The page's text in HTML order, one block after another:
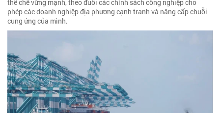
thể chế vững mạnh, theo đuổi các chính sách công nghiệp cho
phép các doanh nghiệp địa phương cạnh tranh và nâng cấp chuỗi
cung ứng của mình.